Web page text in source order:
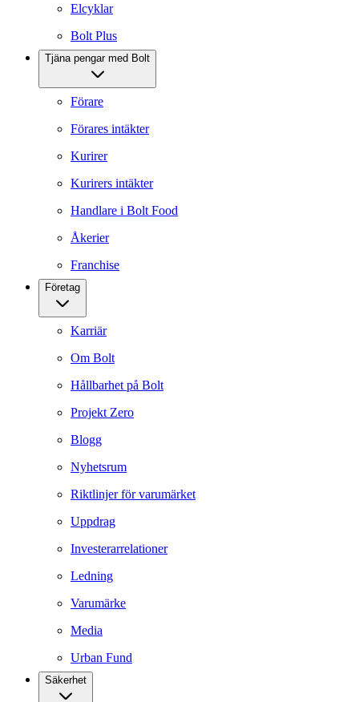
Elcyklar
Bolt Plus
Tjäna pengar med Bolt
Förare
Förares intäkter
Kurirer
Kurirers intäkter
Handlare i Bolt Food
Åkerier
Franchise
Företag
Karriär
Om Bolt
Hållbarhet på Bolt
Projekt Zero
Blogg
Nyhetsrum
Riktlinjer för varumärket
Uppdrag
Investerarrelationer
Ledning
Varumärke
Media
Urban Fund
Säkerhet